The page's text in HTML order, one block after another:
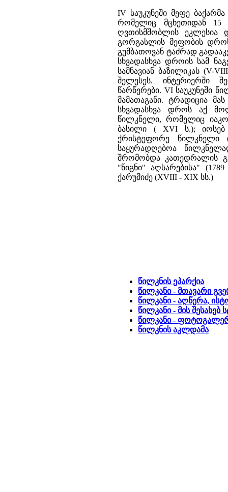
IV საუკუნეში მეფე
რომელიც მცხეთიდან 15
ღვთისმშობლის ეკლესია
გორგასლის მეფობის დროს
გუმბათოვან ტაძრად
სხვადასხვა დროის სამ
სამნავიან ბაზილიკას (V-
შელესეს. ინტერიერში
წარწერები. VI საუკუნეში
მამათაგანი. ტრადიცია
სხვადასხვა დროს აქ
წილკნელი, რომელიც
ბასილი ( XVI ს.); იოსებ
ქრისტეფორე
საყურადღებოა
შრომობდა კათედრალის
"წიგნი" აღსარებისა"
ქარუმიძე (XVIII - XIX სს.)
წილკნის ეპარქია
წილკანი - მთავარი
წილკანი - აღწერა,
წილკანი - მის
წილკანი -
წილკნის აკლდამა